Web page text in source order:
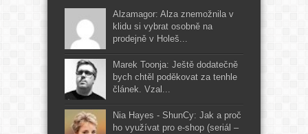
Alzamagor: Alza znemožnila v
klidu si vybrat osobně na
prodejně v Holeš...
Marek Toonja: Ještě dodatečně
bych chtěl poděkovat za tenhle
článek. Vzal...
Nia Hayes - ShunCy: Jak a proč
ho využívat pro e-shop (seriál –